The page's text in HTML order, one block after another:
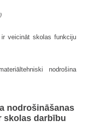
veicināt skolas funkciju
nodrošina
nodrošināšanas
skolas darbību